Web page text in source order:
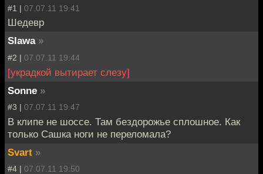
#1 | 07.07.11 19:41
Шедевр
Slawa »
#2 | 07.07.11 19:44
[украдкой вытирает слезу]
Sonne »
#3 | 07.07.11 19:47
В клипе не шоссе. Там бездорожье сплошное. Как
только Сашка ноги не переломала?
Svart »
#4 | 07.07.11 19:50